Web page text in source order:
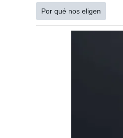
Por qué nos eligen